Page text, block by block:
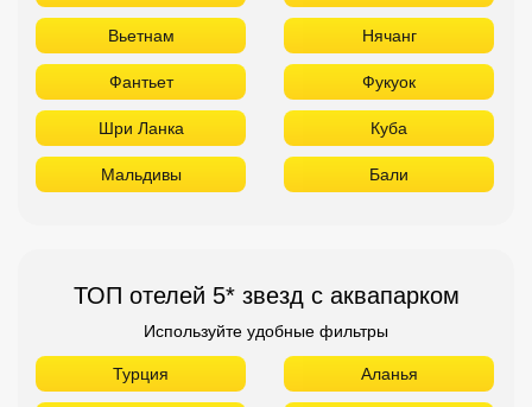
Вьетнам Нячанг
Фантьет Фукуок
Шри Ланка Куба
Мальдивы Бали
ТОП отелей 5* звезд с аквапарком
Используйте удобные фильтры
Турция Аланья